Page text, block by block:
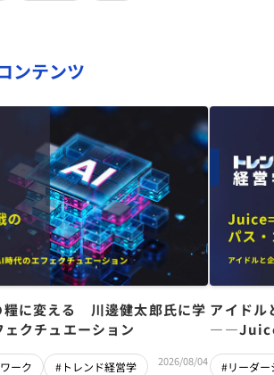
ンテンツ
糧に変える 川邊健太郎氏に学
クチュエーション
ーク #トレンド経営学 2026/08/04
アイドル
#リーダー